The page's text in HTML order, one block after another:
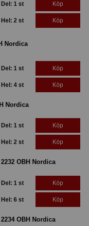
Del: 1 st Köp
Hel: 2 st Köp
Nordica
Del: 1 st Köp
Hel: 4 st Köp
Nordica
Del: 1 st Köp
Hel: 2 st Köp
OBH Nordica
Del: 1 st Köp
Hel: 6 st Köp
OBH Nordica